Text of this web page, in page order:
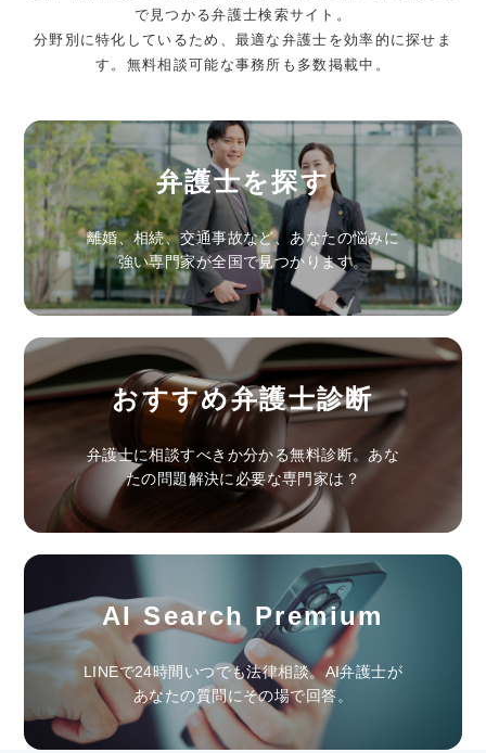
で見つかる弁護士検索サイト。
分野別に特化しているため、最適な弁護士を効率的に探せま
す。無料相談可能な事務所も多数掲載中。
弁護士を探す
離婚、相続、交通事故など、あなたの悩みに
強い専門家が全国で見つかります。
おすすめ弁護士診断
弁護士に相談すべきか分かる無料診断。あな
たの問題解決に必要な専門家は？
AI Search Premium
LINEで24時間いつでも法律相談。AI弁護士が
あなたの質問にその場で回答。